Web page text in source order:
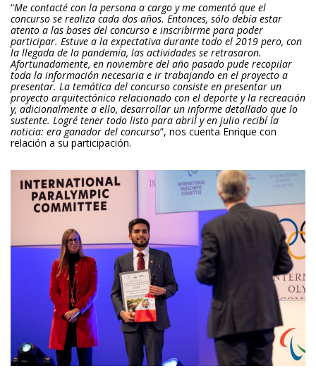
“Me contacté con la persona a cargo y me comentó que el
concurso se realiza cada dos años. Entonces, sólo debía estar
atento a las bases del concurso e inscribirme para poder
participar. Estuve a la expectativa durante todo el 2019 pero, con
la llegada de la pandemia, las actividades se retrasaron.
Afortunadamente, en noviembre del año pasado pude recopilar
toda la información necesaria e ir trabajando en el proyecto a
presentar. La temática del concurso consiste en presentar un
proyecto arquitectónico relacionado con el deporte y la recreación
y, adicionalmente a ello, desarrollar un informe detallado que lo
sustente. Logré tener todo listo para abril y en julio recibí la
noticia: era ganador del concurso”, nos cuenta Enrique con
relación a su participación.